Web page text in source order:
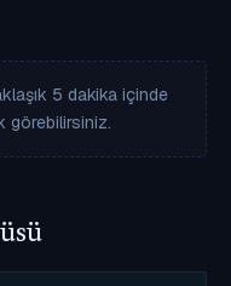
5 dakika içinde
görebilirsiniz.